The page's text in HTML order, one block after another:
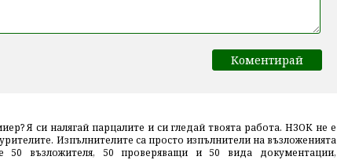
Я си налягай парцалите и си гледай твоята работа. НЗОК не е
Изпълнителите са просто изпълнители на възложенията
възложителя, 50 проверяващи и 50 вида документации,